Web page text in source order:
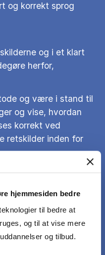
hjemmesiden bedre
til bedre at
og til at vise mere
og tilbud.
og korrekt sprog
og i et klart
herfor,
og være i stand til
og vise, hvordan
korrekt ved
retskilder inden for
og handlinger
fordele.